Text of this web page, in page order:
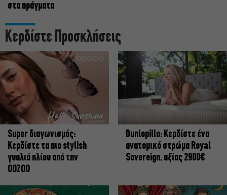
στα πράγματα
Κερδίστε Προσκλήσεις
Super διαγωνισμός:
Κερδίστε τα πιο stylish
γυαλιά ηλίου από την
OOZOO
Dunlopillo: Κερδίστε ένα
ανατομικό στρώμα Royal
Sovereign, αξίας 2900€